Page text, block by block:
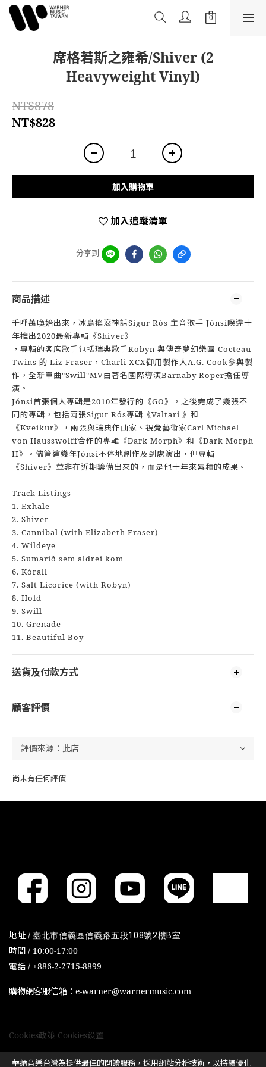
席格若斯之雍希/Shiver (2
Heavyweight Vinyl)
NT$878
NT$828
加入購物車
加入追蹤清單
分享到
商品描述
千呼萬喚始出來，冰島搖滾神話Sigur Rós 主音歌手 Jónsi睽違十
年推出2020最新專輯《Shiver》
，專輯的客席歌手包括瑞典歌手Robyn 與傳奇夢幻樂團 Cocteau
Twins 的 Liz Fraser，Charli XCX御用製作人A.G. Cook參與製
作，全新單曲"Swill"MV由著名國際導演Barnaby Roper擔任導
演。
Jónsi首張個人專輯是2010年發行的《GO》，之後完成了幾張不
同的專輯，包括兩張Sigur Rós專輯《Valtari 》和
《Kveikur》，兩張與瑞典作曲家、視覺藝術家Carl Michael
von Hausswolff合作的專輯《Dark Morph》和《Dark Morph
II》。儘管這幾年Jónsi不停地創作及到處演出，但專輯
《Shiver》並非在近期籌備出來的，而是他十年來累積的成果。
Track Listings
1. Exhale
2. Shiver
3. Cannibal (with Elizabeth Fraser)
4. Wildeye
5. Sumarið sem aldrei kom
6. Kórall
7. Salt Licorice (with Robyn)
8. Hold
9. Swill
10. Grenade
11. Beautiful Boy
送貨及付款方式
顧客評價
尚未有任何評價
地址 / 臺北市信義區信義路五段108號2樓B室
時間 / 10:00-17:00
電話 / +886-2-2715-8899
購物網客服信箱：e-warner@warnermusic.com
Cookies政策 Cookies设置
華納音樂台灣為提供最佳的閱讀服務，採用網站分析技術，以持續優化